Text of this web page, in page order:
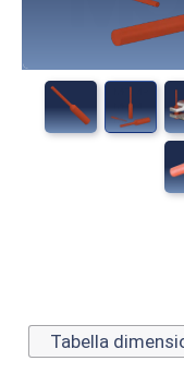
Tabella